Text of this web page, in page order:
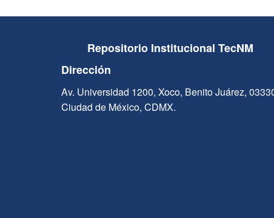
Repositorio Institucional TecNM
Dirección
Av. Universidad 1200, Xoco, Benito Juárez,
Ciudad de México, CDMX.